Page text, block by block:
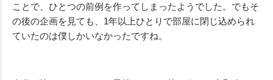
ことで、ひとつの前例を作ってしまったようでした。でもそ
の後の企画を見ても、1年以上ひとりで部屋に閉じ込められ
ていたのは僕しかいなかったですね。